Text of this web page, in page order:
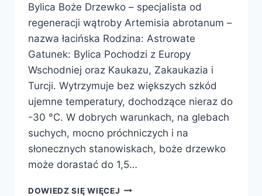
Bylica Boże Drzewko – specjalista od
regeneracji wątroby Artemisia abrotanum –
nazwa łacińska Rodzina: Astrowate
Gatunek: Bylica Pochodzi z Europy
Wschodniej oraz Kaukazu, Zakaukazia i
Turcji. Wytrzymuje bez większych szkód
ujemne temperatury, dochodzące nieraz do
-30 °C. W dobrych warunkach, na glebach
suchych, mocno próchniczych i na
słonecznych stanowiskach, boże drzewko
może dorastać do 1,5…
DOWIEDZ SIĘ WIĘCEJ BYLICA